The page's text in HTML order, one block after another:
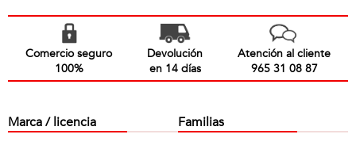
Comercio seguro
100%
Devolución
en 14 días
Atención al cliente
965 31 08 87
Marca / licencia Familias